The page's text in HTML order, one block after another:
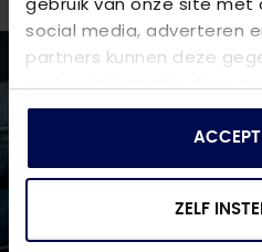
social media, adverteren
partners kunnen deze
andere informatie die u
die ze hebben verzameld
ZELF